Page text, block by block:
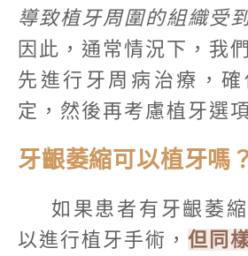
導致植牙周圍的組織受
因此，通常情況下，我
先進行牙周病治療，
定，然後再考慮植牙選
牙齦萎縮可以植牙嗎
如果患者有牙齦萎
以進行植牙手術， 但同